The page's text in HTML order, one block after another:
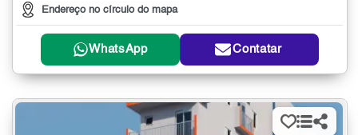
Endereço no círculo do mapa
WhatsApp Contatar